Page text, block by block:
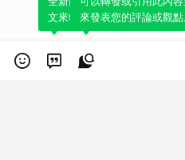
文來輕鬆表達個人立場。
來發表您的評論或觀點